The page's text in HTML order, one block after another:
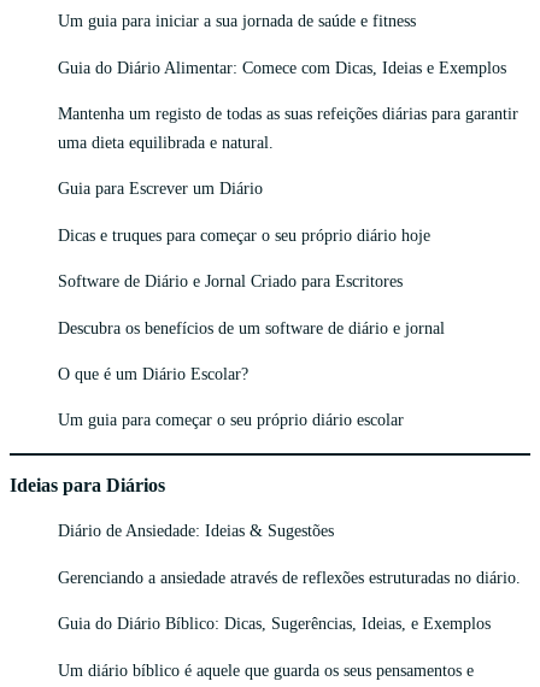
Um guia para iniciar a sua jornada de saúde e fitness
Guia do Diário Alimentar: Comece com Dicas, Ideias e Exemplos
Mantenha um registo de todas as suas refeições diárias para garantir
uma dieta equilibrada e natural.
Guia para Escrever um Diário
Dicas e truques para começar o seu próprio diário hoje
Software de Diário e Jornal Criado para Escritores
Descubra os benefícios de um software de diário e jornal
O que é um Diário Escolar?
Um guia para começar o seu próprio diário escolar
Ideias para Diários
Diário de Ansiedade: Ideias & Sugestões
Gerenciando a ansiedade através de reflexões estruturadas no diário.
Guia do Diário Bíblico: Dicas, Sugerências, Ideias, e Exemplos
Um diário bíblico é aquele que guarda os seus pensamentos e